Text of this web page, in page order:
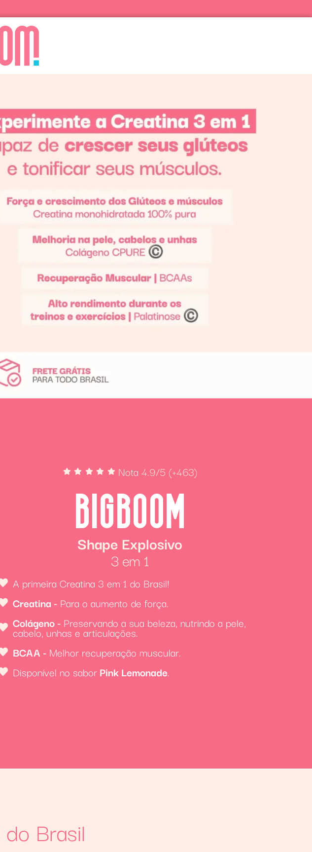
Nota 4.9/5 (+463)
BIGBOOM
Shape Explosivo
3 em 1
A primeira Creatina 3 em 1 do Brasil!
Creatina - Para o aumento de força.
Colágeno - Preservando a sua beleza, nutrindo a pele,
cabelo, unhas e articulações.
BCAA - Melhor recuperação muscular.
Disponível no saborPink Lemonade.
do Brasil